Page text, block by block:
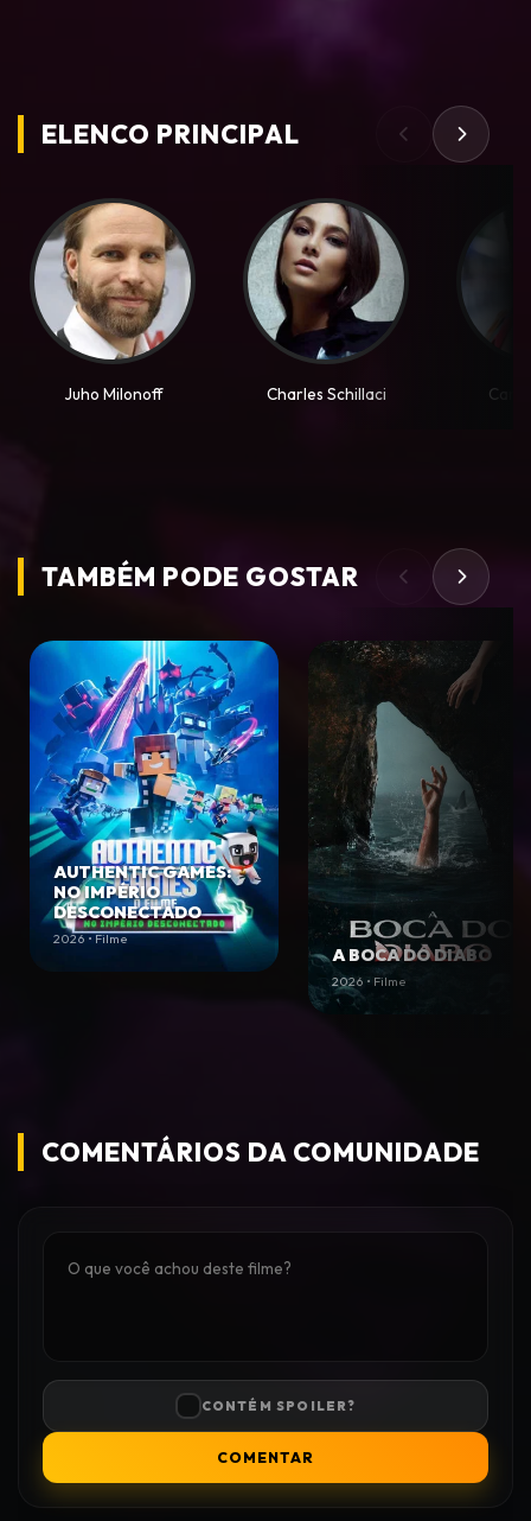
ELENCO PRINCIPAL
Juho Milonoff Charles Schillaci
TAMBÉM PODE GOSTAR
AUTHENTIC GAMES:
NO IMPÉRIO
DESCONECTADO
2026 • Filme
A BOCA DO DIABO
2026 • Filme
COMENTÁRIOS DA COMUNIDADE
CONTÉM SPOILER?
COMENTAR